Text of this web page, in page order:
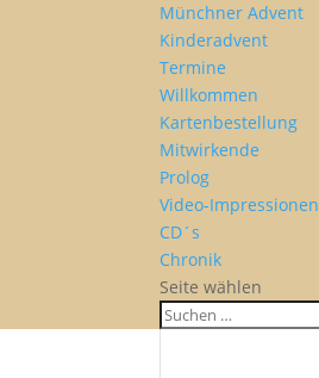
Münchner Advent
Kinderadvent
Termine
Willkommen
Kartenbestellung
Mitwirkende
Prolog
Video-Impressionen
CD´s
Chronik
Seite wählen